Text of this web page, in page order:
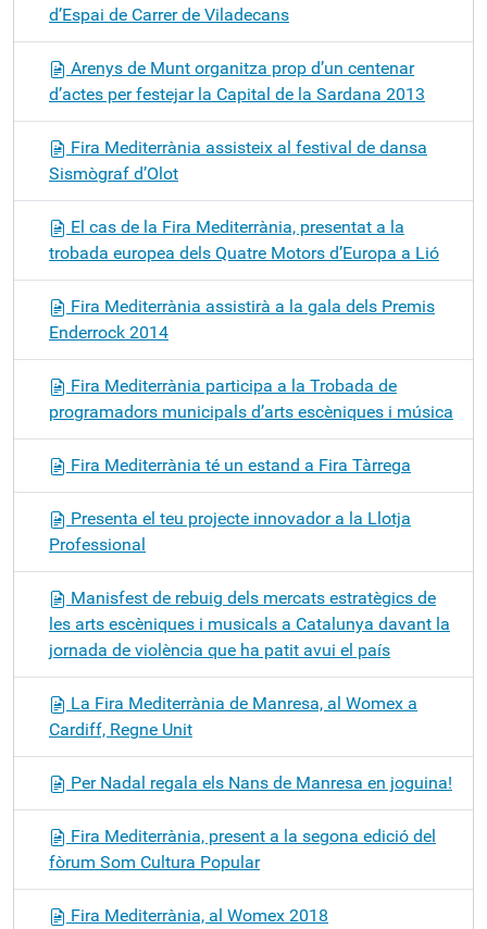
d’Espai de Carrer de Viladecans
Arenys de Munt organitza prop d’un centenar
d’actes per festejar la Capital de la Sardana 2013
Fira Mediterrània assisteix al festival de dansa
Sismògraf d’Olot
El cas de la Fira Mediterrània, presentat a la
trobada europea dels Quatre Motors d’Europa a Lió
Fira Mediterrània assistirà a la gala dels Premis
Enderrock 2014
Fira Mediterrània participa a la Trobada de
programadors municipals d’arts escèniques i música
Fira Mediterrània té un estand a Fira Tàrrega
Presenta el teu projecte innovador a la Llotja
Professional
Manisfest de rebuig dels mercats estratègics de
les arts escèniques i musicals a Catalunya davant la
jornada de violència que ha patit avui el país
La Fira Mediterrània de Manresa, al Womex a
Cardiff, Regne Unit
Per Nadal regala els Nans de Manresa en joguina!
Fira Mediterrània, present a la segona edició del
fòrum Som Cultura Popular
Fira Mediterrània, al Womex 2018